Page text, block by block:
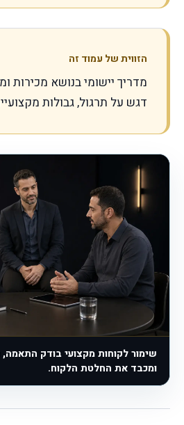
הזווית של עמוד זה
מדריך יישומי בנושא מכירות
דגש על תרגול, גבולות
שימור לקוחות מקצועי בודק התאמה,
ומכבד את החלטת הלקוח.